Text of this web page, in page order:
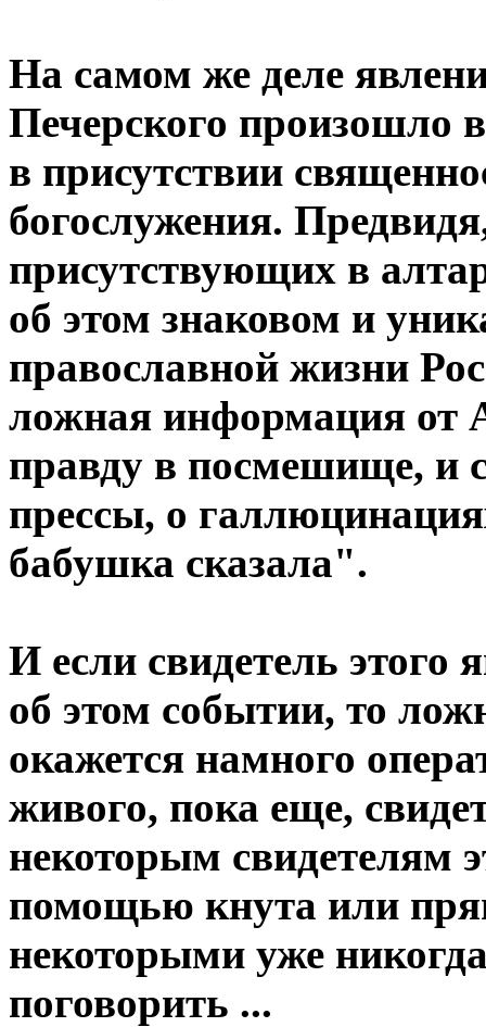
На самом же деле
Печерского произошло
в присутствии
богослужения.
присутствующих в
об этом знаковом и
православной жизни
ложная информация от
правду в посмешище, и
прессы, о
бабушка сказала".
И если свидетель этого
об этом событии, то
окажется намного
живого, пока еще,
некоторым свидетелям
помощью кнута или
некоторыми уже
поговорить ...